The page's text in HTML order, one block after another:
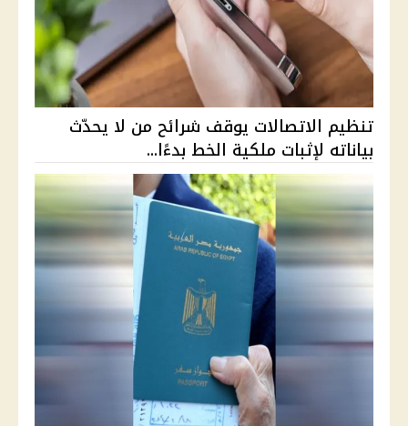
تنظيم الاتصالات يوقف شرائح من لا يحدّث
بياناته لإثبات ملكية الخط بدءًا...